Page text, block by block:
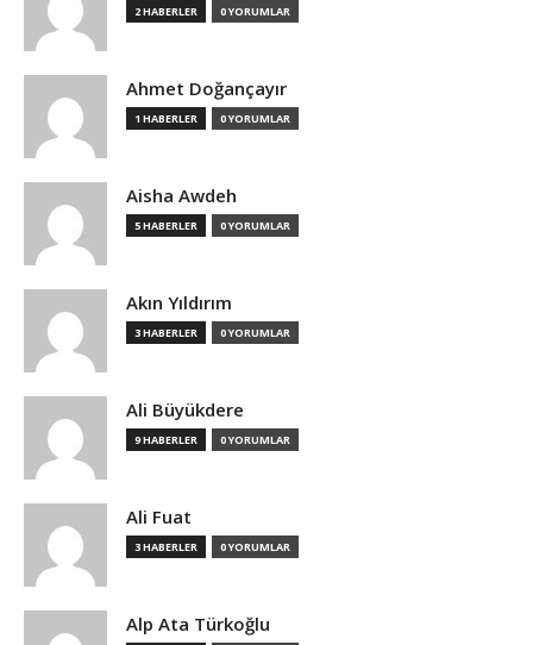
2 HABERLER 0 YORUMLAR
Ahmet Doğançayır
1 HABERLER 0 YORUMLAR
Aisha Awdeh
5 HABERLER 0 YORUMLAR
Akın Yıldırım
3 HABERLER 0 YORUMLAR
Ali Büyükdere
9 HABERLER 0 YORUMLAR
Ali Fuat
3 HABERLER 0 YORUMLAR
Alp Ata Türkoğlu